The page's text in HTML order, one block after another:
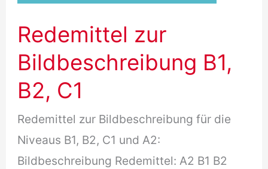
Redemittel zur
Bildbeschreibung B1,
B2, C1
Redemittel zur Bildbeschreibung für die
Niveaus B1, B2, C1 und A2:
Bildbeschreibung Redemittel: A2 B1 B2